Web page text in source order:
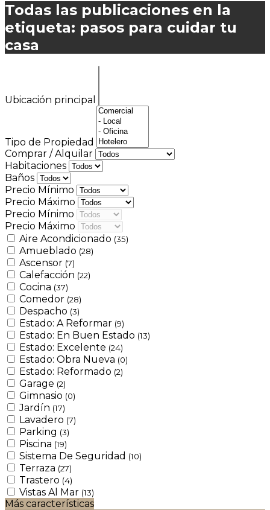
Todas las publicaciones en la
etiqueta: pasos para cuidar tu
casa
Ubicación principal
Tipo de Propiedad
Comprar / Alquilar
Habitaciones
Baños
Precio Mínimo
Precio Máximo
Precio Mínimo
Precio Máximo
Aire Acondicionado (35)
Amueblado (28)
Ascensor (7)
Calefacción (22)
Cocina (37)
Comedor (28)
Despacho (3)
Estado: A Reformar (9)
Estado: En Buen Estado (13)
Estado: Excelente (24)
Estado: Obra Nueva (0)
Estado: Reformado (2)
Garage (2)
Gimnasio (0)
Jardín (17)
Lavadero (7)
Parking (3)
Piscina (19)
Sistema De Seguridad (10)
Terraza (27)
Trastero (4)
Vistas Al Mar (13)
Más características